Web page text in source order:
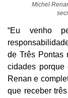
Michel
“Eu venho
de Três Pontas
cidades porque
Renan e
que receber